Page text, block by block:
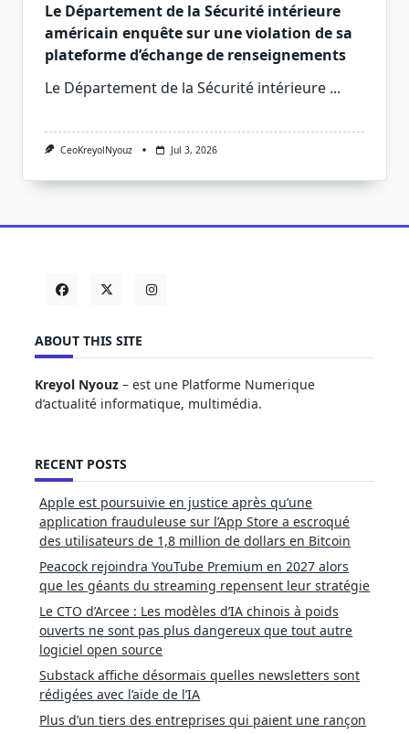
Le Département de la Sécurité intérieure
américain enquête sur une violation de sa
plateforme d’échange de renseignements
Le Département de la Sécurité intérieure ...
CeoKreyolNyouz Jul 3, 2026
ABOUT THIS SITE
Kreyol Nyouz – est une Platforme Numerique
d’actualité informatique, multimédia.
RECENT POSTS
Apple est poursuivie en justice après qu’une
application frauduleuse sur l’App Store a escroqué
des utilisateurs de 1,8 million de dollars en Bitcoin
Peacock rejoindra YouTube Premium en 2027 alors
que les géants du streaming repensent leur stratégie
Le CTO d’Arcee : Les modèles d’IA chinois à poids
ouverts ne sont pas plus dangereux que tout autre
logiciel open source
Substack affiche désormais quelles newsletters sont
rédigées avec l’aide de l’IA
Plus d’un tiers des entreprises qui paient une rançon